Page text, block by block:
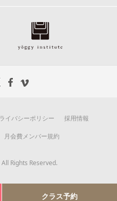
クラス予約
イバシーポリシー 採用情報
月会費メンバー規約
Rights Reserved.